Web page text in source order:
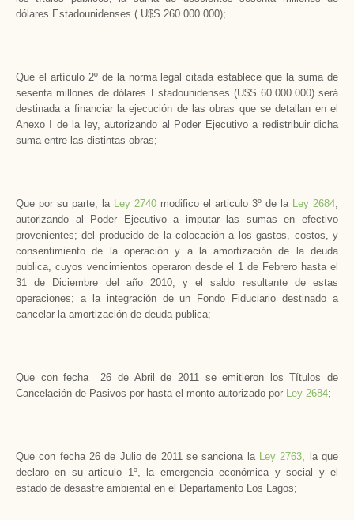
dólares Estadounidenses ( U$S 260.000.000);
Que el artículo 2º de la norma legal citada establece que la suma de
sesenta millones de dólares Estadounidenses (U$S 60.000.000) será
destinada a financiar la ejecución de las obras que se detallan en el
Anexo I de la ley, autorizando al Poder Ejecutivo a redistribuir dicha
suma entre las distintas obras;
Que por su parte, la Ley 2740 modifico el articulo 3º de la Ley 2684,
autorizando al Poder Ejecutivo a imputar las sumas en efectivo
provenientes; del producido de la colocación a los gastos, costos, y
consentimiento de la operación y a la amortización de la deuda
publica, cuyos vencimientos operaron desde el 1 de Febrero hasta el
31 de Diciembre del año 2010, y el saldo resultante de estas
operaciones; a la integración de un Fondo Fiduciario destinado a
cancelar la amortización de deuda publica;
Que con fecha 26 de Abril de 2011 se emitieron los Títulos de
Cancelación de Pasivos por hasta el monto autorizado por Ley 2684;
Que con fecha 26 de Julio de 2011 se sanciona la Ley 2763, la que
declaro en su articulo 1º, la emergencia económica y social y el
estado de desastre ambiental en el Departamento Los Lagos;